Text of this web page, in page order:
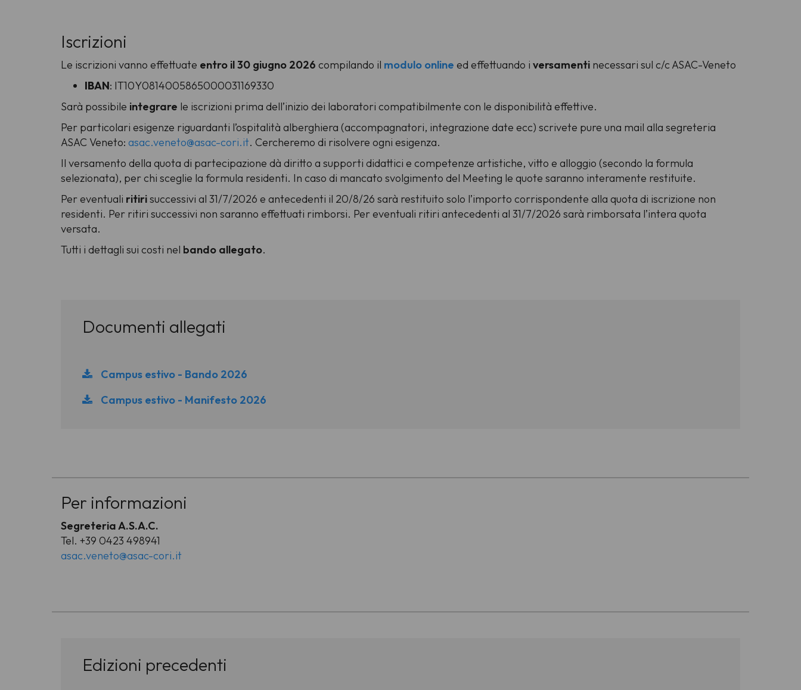
Iscrizioni
Le iscrizioni vanno effettuate entro il 30 giugno 2026 compilando il modulo online ed effettuando i versamenti necessari sul c/c ASAC-Veneto
IBAN: IT10Y0814005865000031169330
Sarà possibile integrare le iscrizioni prima dell’inizio dei laboratori compatibilmente con le disponibilità effettive.
Per particolari esigenze riguardanti l’ospitalità alberghiera (accompagnatori, integrazione date ecc) scrivete pure una mail alla segreteria
ASAC Veneto: asac.veneto@asac-cori.it. Cercheremo di risolvere ogni esigenza.
Il versamento della quota di partecipazione dà diritto a supporti didattici e competenze artistiche, vitto e alloggio (secondo la formula
selezionata), per chi sceglie la formula residenti. In caso di mancato svolgimento del Meeting le quote saranno interamente restituite.
Per eventuali ritirisuccessivi al 31/7/2026 e antecedenti il 20/8/26 sarà restituito solo l’importo corrispondente alla quota di iscrizione non
residenti. Per ritiri successivi non saranno effettuati rimborsi. Per eventuali ritiri antecedenti al 31/7/2026 sarà rimborsata l’intera quota
versata.
Tutti i dettagli sui costi nel bando allegato.
Documenti allegati
Campus estivo - Bando 2026
Campus estivo - Manifesto 2026
Per informazioni
Segreteria A.S.A.C.
Tel. +39 0423 498941
asac.veneto@asac-cori.it
Edizioni precedenti